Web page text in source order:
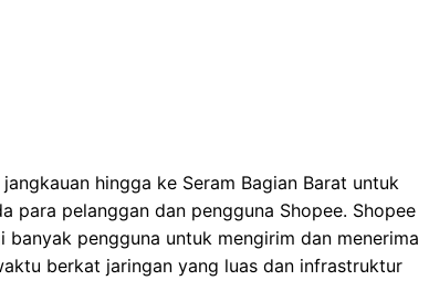
hingga ke Seram Bagian Barat untuk
para pelanggan dan pengguna Shopee. Shopee
banyak pengguna untuk mengirim dan menerima
berkat jaringan yang luas dan infrastruktur